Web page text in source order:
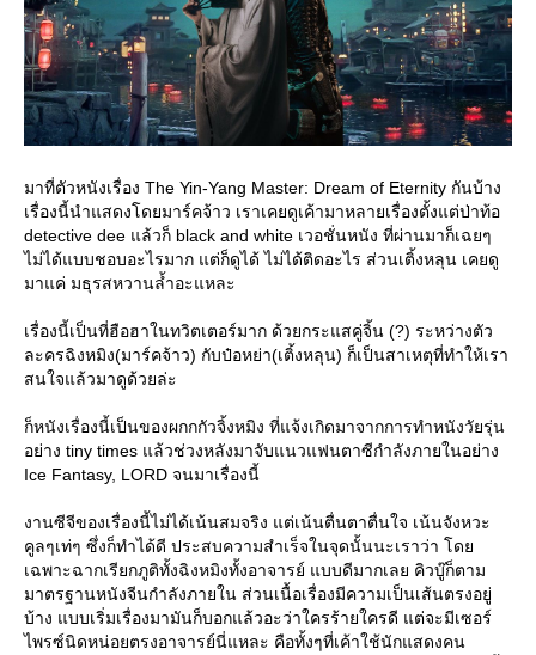
มาที่ตัวหนังเรื่อง The Yin-Yang Master: Dream of Eternity กันบ้าง
เรื่องนี้นำแสดงโดยมาร์คจ้าว เราเคยดูเค้ามาหลายเรื่องตั้งแต่ป่าท้อ
detective dee แล้วก็ black and white เวอชั่นหนัง ที่ผ่านมาก็เฉยๆ
ไม่ได้แบบชอบอะไรมาก แต่ก็ดูได้ ไม่ได้ติดอะไร ส่วนเติ้งหลุน เคยดู
มาแค่ มธุรสหวานล้ำอะแหละ
เรื่องนี้เป็นที่ฮือฮาในทวิตเตอร์มาก ด้วยกระแสคู่จิ้น (?) ระหว่างตัว
ละครฉิงหมิง(มาร์คจ้าว) กับป๋อหย่า(เติ้งหลุน) ก็เป็นสาเหตุที่ทำให้เรา
สนใจแล้วมาดูด้วยล่ะ
ก็หนังเรื่องนี้เป็นของผกกกัวจิ้งหมิง ที่แจ้งเกิดมาจากการทำหนังวัยรุ่น
อย่าง tiny times แล้วช่วงหลังมาจับแนวแฟนตาซีกำลังภายในอย่าง
Ice Fantasy, LORD จนมาเรื่องนี้
งานซีจีของเรื่องนี้ไม่ได้เน้นสมจริง แต่เน้นตื่นตาตื่นใจ เน้นจังหวะ
คูลๆเท่ๆ ซึ่งก็ทำได้ดี ประสบความสำเร็จในจุดนั้นนะเราว่า โด
เฉพาะฉากเรียกภูติทั้งฉิงหมิงทั้งอาจารย์ แบบดีมากเลย คิวบู๊ก็ตาม
มาตรฐานหนังจีนกำลังภายใน ส่วนเนื้อเรื่องมีความเป็นเส้นตรงอยู่
บ้าง แบบเริ่มเรื่องมามันก็บอกแล้วอะว่าใครร้ายใครดี แต่จะมีเซอร์
ไพรซ์นิดหน่อยตรงอาจารย์นี่แหละ คือทั้งๆที่เค้าใช้นักแสดงคน